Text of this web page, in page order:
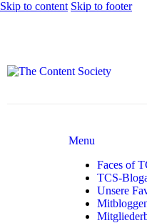
Skip to content Skip to footer
Menu
Faces of
TCS-
Unsere